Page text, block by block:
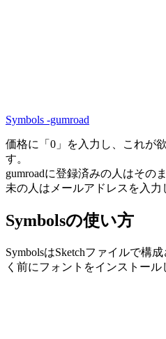
Symbols -gumroad
価格に「0」を入力し、これが
す。
gumroadに登録済みの人はその
未の人はメールアドレスを入力
Symbolsの使い方
SymbolsはSketchファイルで構
く前にフォントをインストール